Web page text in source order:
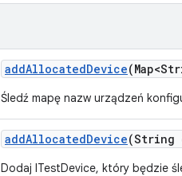
addAllocatedDevice
Śledź mapę nazw urządzeń
addAllocatedDevice(String
Dodaj ITestDevice, który będzie